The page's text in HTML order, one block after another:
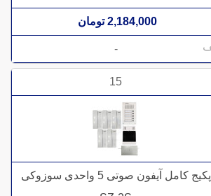
2,184,000 تومان
-
15
پکیج کامل آیفون صوتی 5 واحدی سوزوکی